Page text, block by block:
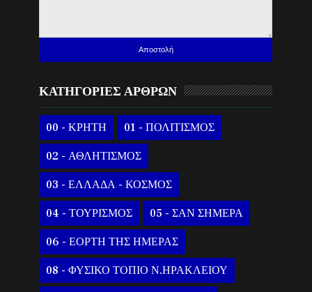
ΚΑΤΗΓΟΡΙΕΣ ΑΡΘΡΩΝ
00 - ΚΡΗΤΗ 01 - ΠΟΛΙΤΙΣΜΟΣ
02 - ΑΘΛΗΤΙΣΜΟΣ
03 - ΕΛΛΑΔΑ - ΚΟΣΜΟΣ
04 - ΤΟΥΡΙΣΜΟΣ 05 - ΣΑΝ ΣΗΜΕΡΑ
06 - ΕΟΡΤΗ ΤΗΣ ΗΜΕΡΑΣ
08 - ΦΥΣΙΚΟ ΤΟΠΙΟ Ν.ΗΡΑΚΛΕΙΟΥ